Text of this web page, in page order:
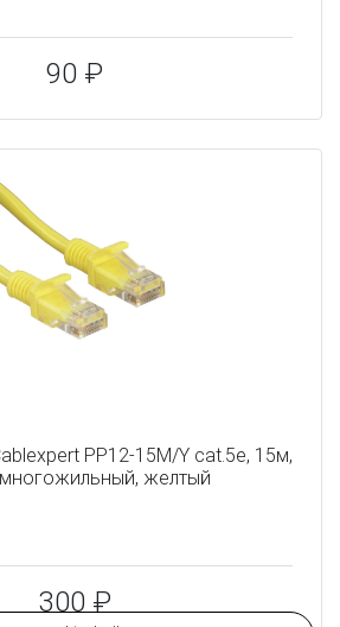
90 ₽
PP12-15M/Y cat.5e, 15м,
желтый
300 ₽